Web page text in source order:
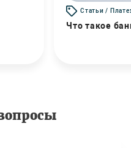
Статьи /
Что такое